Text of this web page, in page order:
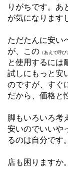
りがちです。あ
が気になります
ただたんに安い
が、この （あえて呼び
と使用するには
試しにもっと安
のですが、すぐ
だから、価格と
脚もいろいろ考
安いのでいいや
るのは自分です。
店も困りますか。